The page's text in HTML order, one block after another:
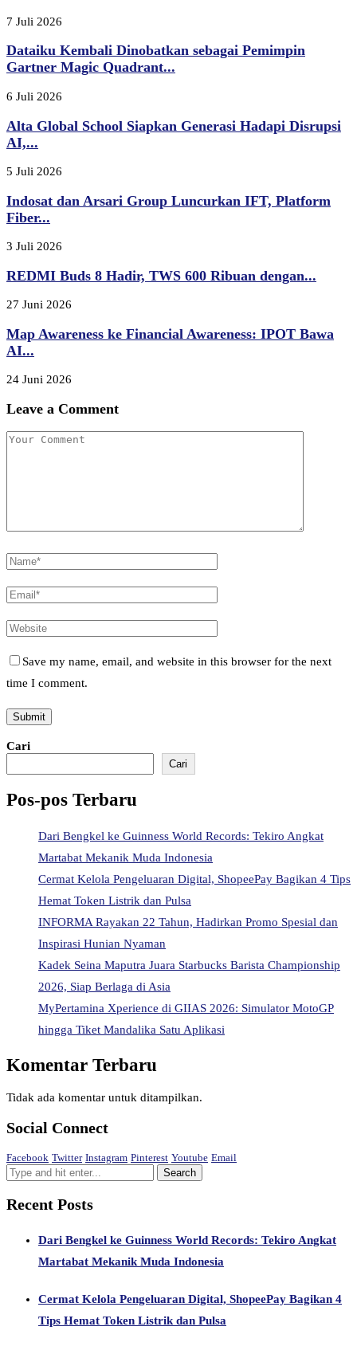
7 Juli 2026
Dataiku Kembali Dinobatkan sebagai Pemimpin
Gartner Magic Quadrant...
6 Juli 2026
Alta Global School Siapkan Generasi Hadapi Disrupsi
AI,...
5 Juli 2026
Indosat dan Arsari Group Luncurkan IFT, Platform
Fiber...
3 Juli 2026
REDMI Buds 8 Hadir, TWS 600 Ribuan dengan...
27 Juni 2026
Map Awareness ke Financial Awareness: IPOT Bawa
AI...
24 Juni 2026
Leave a Comment
Save my name, email, and website in this browser for the next
time I comment.
Cari
Cari
Pos-pos Terbaru
Dari Bengkel ke Guinness World Records: Tekiro Angkat
Martabat Mekanik Muda Indonesia
Cermat Kelola Pengeluaran Digital, ShopeePay Bagikan 4 Tips
Hemat Token Listrik dan Pulsa
INFORMA Rayakan 22 Tahun, Hadirkan Promo Spesial dan
Inspirasi Hunian Nyaman
Kadek Seina Maputra Juara Starbucks Barista Championship
2026, Siap Berlaga di Asia
MyPertamina Xperience di GIIAS 2026: Simulator MotoGP
hingga Tiket Mandalika Satu Aplikasi
Komentar Terbaru
Tidak ada komentar untuk ditampilkan.
Social Connect
Facebook Twitter Instagram Pinterest Youtube Email
Recent Posts
Dari Bengkel ke Guinness World Records: Tekiro Angkat
Martabat Mekanik Muda Indonesia
Cermat Kelola Pengeluaran Digital, ShopeePay Bagikan 4
Tips Hemat Token Listrik dan Pulsa